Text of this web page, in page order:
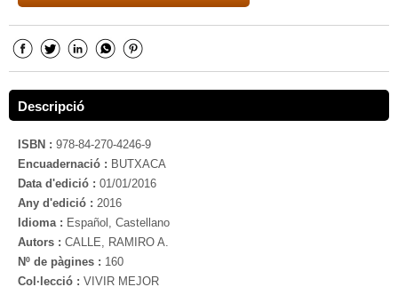
Descripció
ISBN : 978-84-270-4246-9
Encuadernació : BUTXACA
Data d'edició : 01/01/2016
Any d'edició : 2016
Idioma : Español, Castellano
Autors : CALLE, RAMIRO A.
Nº de pàgines : 160
Col·lecció : VIVIR MEJOR